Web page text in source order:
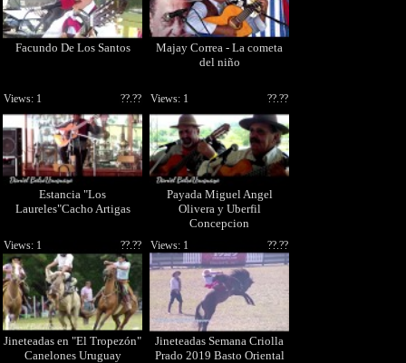
Facundo De Los Santos
Majay Correa - La cometa
del niño
Estancia "Los
Laureles"Cacho Artigas
??.??
Views: 1
Payada Miguel Angel
Olivera y Uberfil
Concepcion
??.??
Views: 1
Jineteadas en "El Tropezón"
Canelones Uruguay
??.??
Views: 1
Jineteadas Semana Criolla
Prado 2019 Basto Oriental
??.??
Views: 1